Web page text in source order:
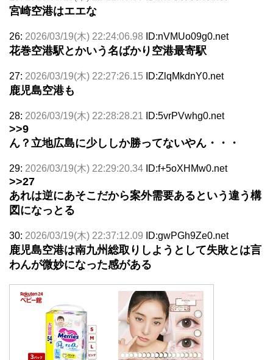
宮崎空港はエエな
26: 2026/03/19(木) 22:24:06.98 ID:nVMUo09g0.net
花巻空港駅とかいう名ばかり空港最寄駅
27: 2026/03/19(木) 22:27:26.15 ID:ZlqMkdnY0.net
鹿児島空港も
28: 2026/03/19(木) 22:28:28.21 ID:5vrPVwhg0.net
>>9
ん？立地広島に少ししか勝ってないやん・・・
29: 2026/03/19(木) 22:29:20.34 ID:f+5oXHMw0.net
>>27
あれは逆にあそこだから案外需要あるという違う構
図になっとる
30: 2026/03/19(木) 22:37:12.09 ID:gwPGh9Ze0.net
鹿児島空港は南九州総取りしようとして失敗とは言
わんが微妙になった感がある